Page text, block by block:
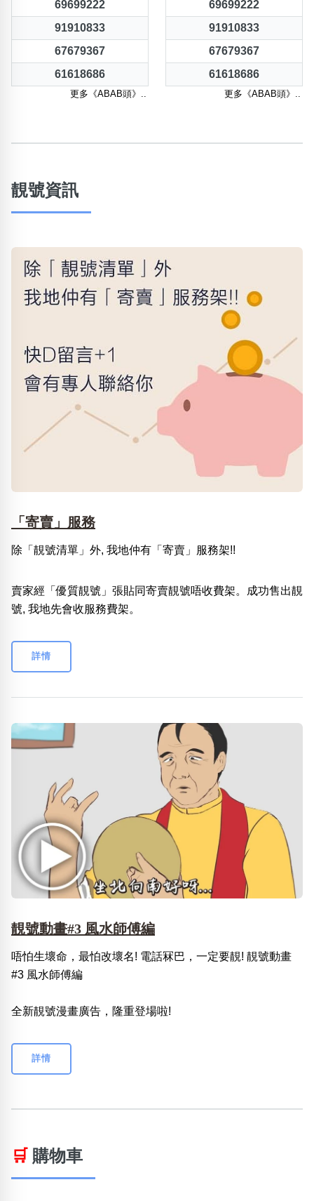
69699222
91910833
67679367
61618686
更多《ABAB頭》..
69699222
91910833
67679367
61618686
更多《ABAB頭》..
靚號資訊
「寄賣」服務
除「靚號清單」外, 我地仲有「寄賣」服務架!!
賣家經「優質靚號」張貼同寄賣靚號唔收費架。成功售出靚
號, 我地先會收服務費架。
詳情
靚號動畫#3 風水師傅編
唔怕生壞命，最怕改壞名! 電話冧巴，一定要靚! 靚號動畫
#3 風水師傅編
全新靚號漫畫廣告，隆重登場啦!
詳情
🛒 購物車